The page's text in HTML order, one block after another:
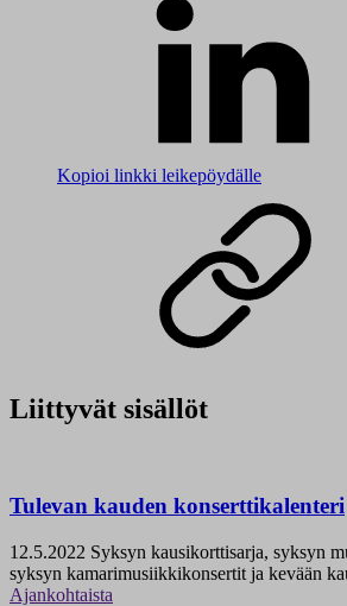
Kopioi linkki leikepöydälle
Liittyvät sisällöt
Tulevan kauden konserttikalenteri
12.5.2022 Syksyn kausikorttisarja, syksyn
syksyn kamarimusiikkikonsertit ja kevään
Ajankohtaista